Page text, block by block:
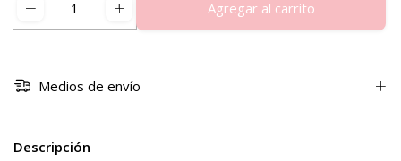
Medios de envío
Descripción